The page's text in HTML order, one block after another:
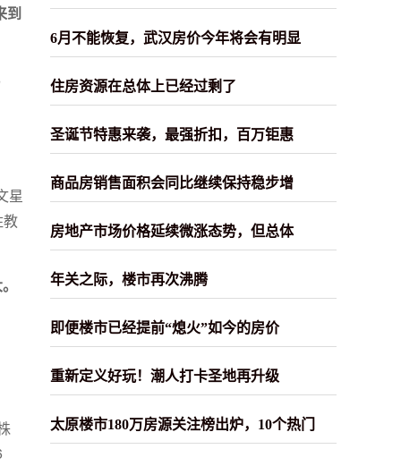
到
星
6月不能恢复，武汉房价今年将会有明显
住房资源在总体上已经过剩了
圣诞节特惠来袭，最强折扣，百万钜惠
商品房销售面积会同比继续保持稳步增
房地产市场价格延续微涨态势，但总体
年关之际，楼市再次沸腾
即便楼市已经提前“熄火”如今的房价
重新定义好玩！潮人打卡圣地再升级
太原楼市180万房源关注榜出炉，10个热门